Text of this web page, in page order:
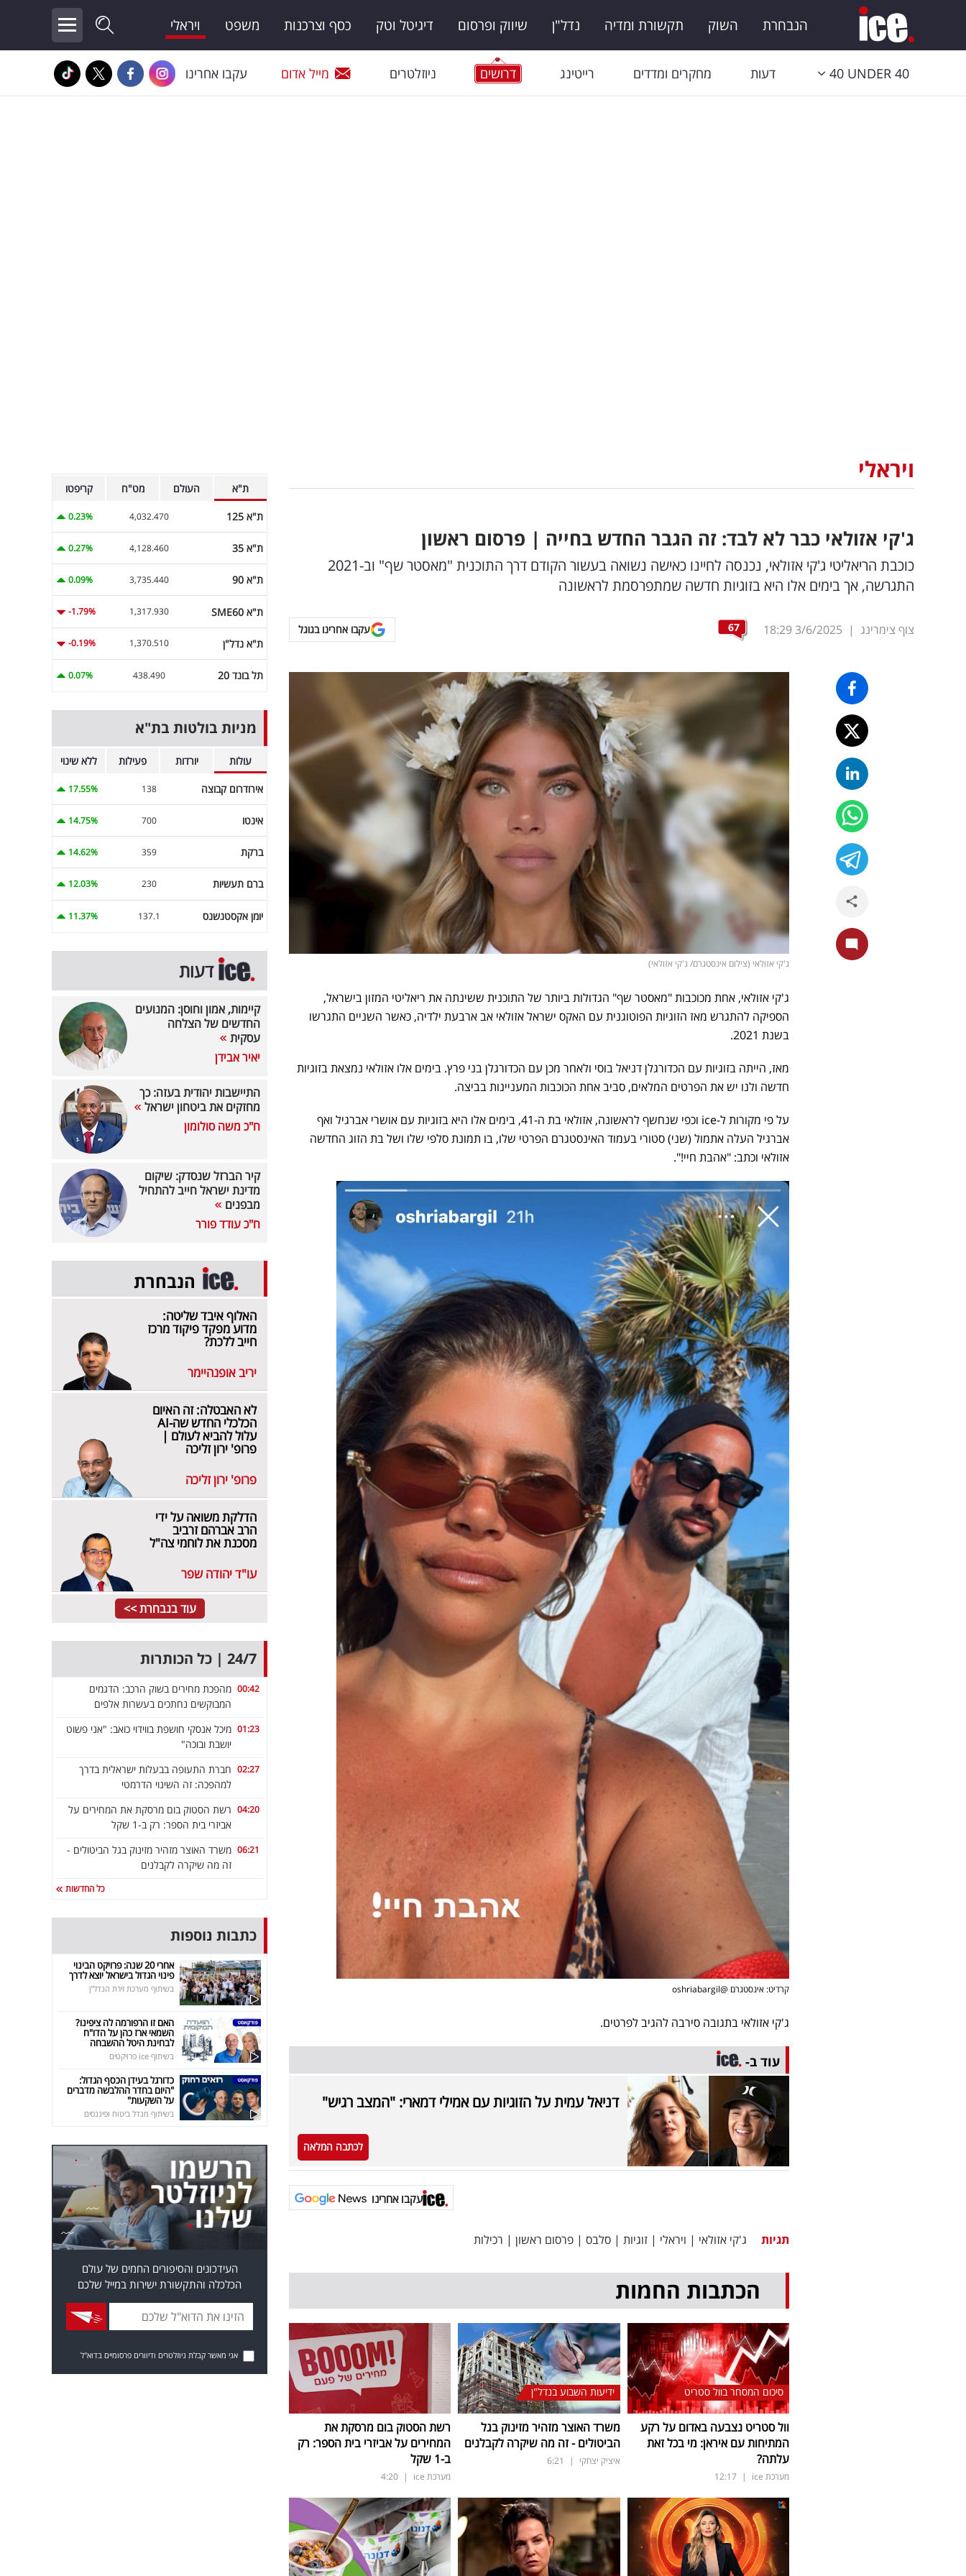
הנבחרת השוק תקשורת ומדיה נדל"ן שיווק ופרסום דיגיטל וטק כסף וצרכנות משפט ויראלי
40 UNDER 40 דעות מחקרים ומדדים רייטינג דרושים ניוזלטרים מייל אדום עקבו אחרינו
ויראלי
ג'קי אזולאי כבר לא לבד: זה הגבר החדש בחייה | פרסום ראשון
כוכבת הריאליטי ג'קי אזולאי, נכנסה לחיינו כאישה נשואה בעשור הקודם דרך התוכנית "מאסטר שף" וב-2021
התגרשה, אך בימים אלו היא בזוגיות חדשה שמתפרסמת לראשונה
צוף צימרינג |
3/6/2025
18:29
67 עקבו אחרינו בגוגל
ג'קי אזולאי (צילום אינסטגרם/ ג'קי אזולאי)
ג'קי אזולאי, אחת מכוכבות "מאסטר שף" הגדולות ביותר של התוכנית ששינתה את ריאליטי המזון בישראל,
הספיקה להתגרש מאז הזוגיות הפוטוגנית עם האקס ישראל אזולאי אב ארבעת ילדיה, כאשר השניים התגרשו
בשנת 2021.
מאז, הייתה בזוגיות עם הכדורגלן דניאל בוסי ולאחר מכן עם הכדורגלן בני פרץ. בימים אלו אזולאי נמצאת בזוגיות
חדשה ולנו יש את הפרטים המלאים, סביב אחת הכוכבות המעניינות בביצה.
על פי מקורות ל-ice וכפי שנחשף לראשונה, אזולאי בת ה-41, בימים אלו היא בזוגיות עם אושרי אברגיל ואף
אברגיל העלה אתמול (שני) סטורי בעמוד האינסטגרם הפרטי שלו, בו תמונת סלפי שלו ושל בת הזוג החדשה
אזולאי וכתב: "אהבת חיי!".
קרדיט: אינסטגרם @oshriabargil
ג'קי אזולאי בתגובה סירבה להגיב לפרטים.
עוד ב-
דניאל עמית על הזוגיות עם אמילי דמארי: "המצב רגיש"
לכתבה המלאה
עקבו אחרינו
תגיות ג'קי אזולאי | ויראלי | זוגיות | סלבס | פרסום ראשון | רכילות
הכתבות החמות
סיכום המסחר בוול סטריט
וול סטריט נצבעה באדום על רקע
המתיחות עם איראן: מי בכל זאת
עלתה?
מערכת ice |
12:17
ידיעות השבוע בנדל"ן
משרד האוצר מזהיר מזינוק בגל
הביטולים - זה מה שיקרה לקבלנים
איציק יצחקי |
6:21
רשת הסטוק בום מרסקת את
המחירים על אביזרי בית הספר: רק
ב-1 שקל
מערכת ice |
4:20
ת"א העולם מט"ח קריפטו
ת"א 125 4,032.470
0.23%
ת"א 35 4,128.460
0.27%
ת"א 90 3,735.440
0.09%
ת"א SME60 1,317.930
-1.79%
ת"א נדל"ן 1,370.510
-0.19%
תל בונד 20 438.490
0.07%
מניות בולטות בת"א
עולות יורדות פעילות ללא שינוי
אירודרום קבוצה 138
17.55%
אינטו 700
14.75%
ברקת 359
14.62%
ברם תעשיות 230
12.03%
יומן אקסטנשנס 137.1
11.37%
דעות
קיימות, אמון וחוסן: המנועים
החדשים של הצלחה
עסקית
יאיר אבידן
התיישבות יהודית בעזה: כך
מחזקים את ביטחון ישראל
ח"כ משה סולומון
קיר הברזל שנסדק: שיקום
מדינת ישראל חייב להתחיל
מבפנים
ח"כ עודד פורר
הנבחרת
האלוף איבד שליטה:
מדוע מפקד פיקוד מרכז
חייב ללכת?
יריב אופנהיימר
לא האבטלה: זה האיום
הכלכלי החדש שה-AI
עלול להביא לעולם |
פרופ' ירון זליכה
פרופ' ירון זליכה
הדלקת משואה על ידי
הרב אברהם זרביב
מסכנת את לוחמי צה"ל
עו"ד יהודה שפר
עוד בנבחרת >>
24/7 | כל הכותרות
00:42 מהפכת מחירים בשוק הרכב: הדגמים
המבוקשים נחתכים בעשרות אלפים
01:23 מיכל אנסקי חושפת בווידוי כואב: "אני פשוט
יושבת ובוכה"
02:27 חברת התעופה בבעלות ישראלית בדרך
למהפכה: זה השינוי הדרמטי
04:20 רשת הסטוק בום מרסקת את המחירים על
אביזרי בית הספר: רק ב-1 שקל
06:21 משרד האוצר מזהיר מזינוק בגל הביטולים -
זה מה שיקרה לקבלנים
כל החדשות
כתבות נוספות
אחרי 20 שנה: פרויקט הבינוי
פינוי הגדול בישראל יוצא לדרך
בשיתוף מערכת זירת הנדל"ן
האם זו הרפורמה לה ציפינו?
השמאי ארז כהן על הדו"ח
לבחינת היטל ההשבחה
בשיתוף ice פרויקטים
כדורגל בעידן הכסף הגדול:
"היום בחדר ההלבשה מדברים
על השקעות"
בשיתוף מגדל ביטוח ופיננסים
העידכונים והסיפורים החמים של עולם
הכלכלה והתקשורת ישירות במייל שלכם
אני מאשר קבלת ניוזלטרים ודיוורים פרסומיים בדוא"ל